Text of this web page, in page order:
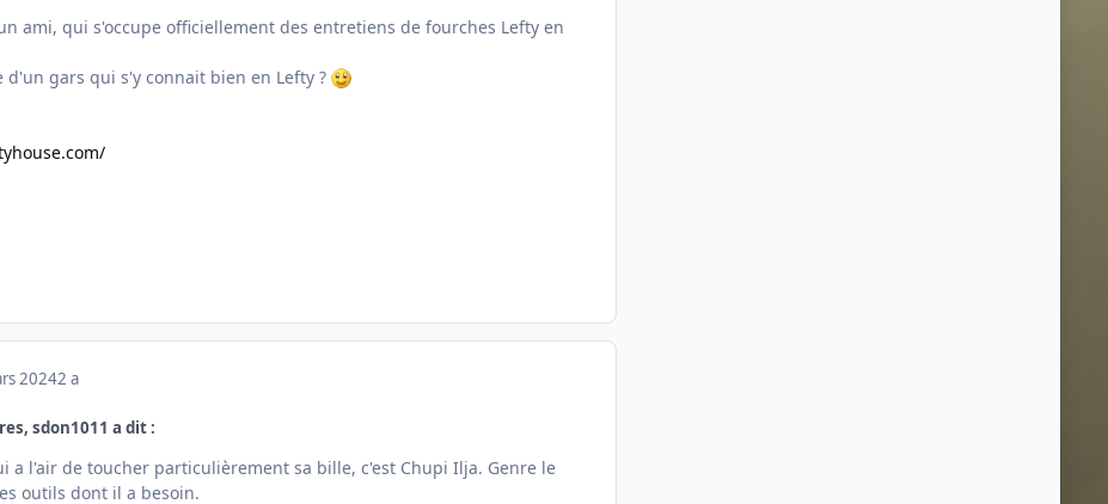
ami, qui s'occupe officiellement des entretiens de fourches Lefty en
d'un gars qui s'y connait bien en Lefty ?
20242 a
sdon1011 a dit :
a l'air de toucher particulièrement sa bille, c'est Chupi Ilja. Genre le
outils dont il a besoin.